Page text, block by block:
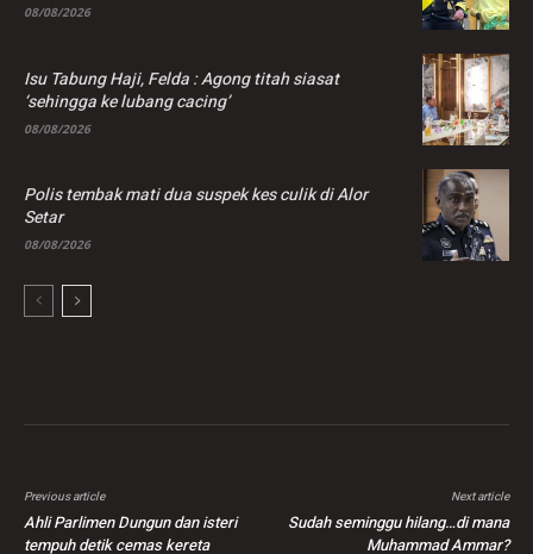
08/08/2026
Isu Tabung Haji, Felda : Agong titah siasat
‘sehingga ke lubang cacing’
08/08/2026
Polis tembak mati dua suspek kes culik di Alor
Setar
08/08/2026
Previous article
Ahli Parlimen Dungun dan isteri
tempuh detik cemas kereta
Next article
Sudah seminggu hilang…di mana
Muhammad Ammar?